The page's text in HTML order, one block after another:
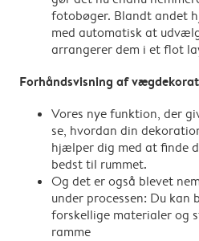
fotobøger. Blandt andet
med automatisk at
arrangerer dem i et flot
Forhåndsvisning af
Vores nye funktion, der
se, hvordan din
hjælper dig med at finde
bedst til rummet.
Og det er også blevet
under processen: Du kan
forskellige materialer og
ramme